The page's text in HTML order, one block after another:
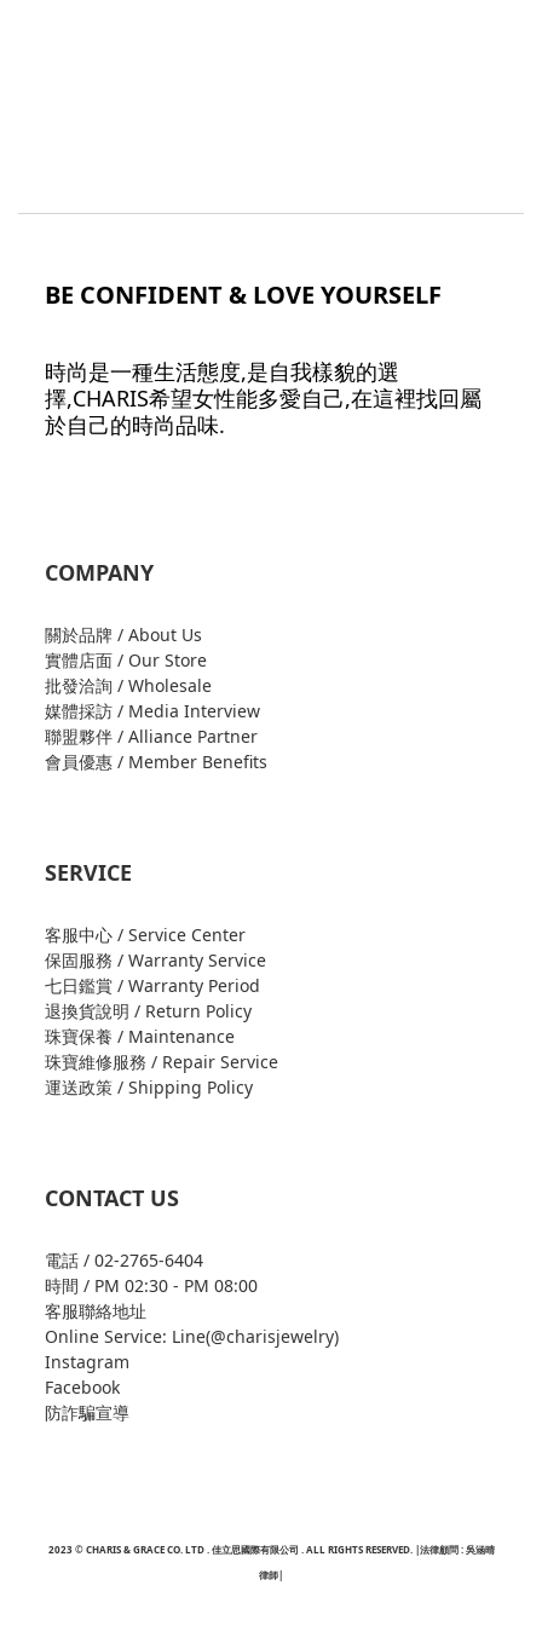
BE CONFIDENT & LOVE YOURSELF
時尚是一種生活態度,是自我樣貌的選
擇,CHARIS希望女性能多愛自己,在這裡找回屬
於自己的時尚品味.
COMPANY
關於品牌 / About Us
實體店面 / Our Store
批發洽詢 / Wholesale
媒體採訪 / Media Interview
聯盟夥伴 / Alliance Partner
會員優惠 / Member Benefits
SERVICE
客服中心 / Service Center
保固服務 / Warranty Service
七日鑑賞 / Warranty Period
退換貨說明 / Return Policy
珠寶保養 / Maintenance
珠寶維修服務 / Repair Service
運送政策 / Shipping Policy
CONTACT US
電話 / 02-2765-6404
時間 / PM 02:30 - PM 08:00
客服聯絡地址
Online Service: Line(@charisjewelry)
Instagram
Facebook
防詐騙宣導
2023 © CHARIS & GRACE CO. LTD . 佳立思國際有限公司 . ALL RIGHTS RESERVED. |法律顧問 : 吳涵晴
律師|